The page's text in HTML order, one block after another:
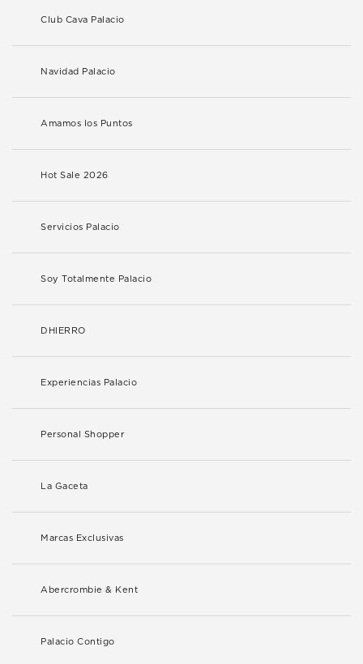
Club Cava Palacio
Navidad Palacio
Amamos los Puntos
Hot Sale 2026
Servicios Palacio
Soy Totalmente Palacio
DHIERRO
Experiencias Palacio
Personal Shopper
La Gaceta
Marcas Exclusivas
Abercrombie & Kent
Palacio Contigo